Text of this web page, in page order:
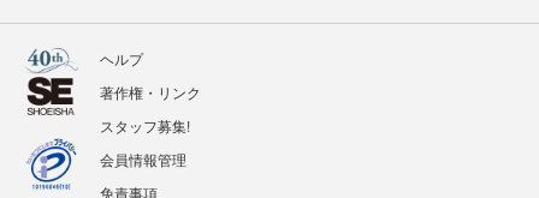
ヘルプ
著作権・リンク
スタッフ募集!
会員情報管理
免責事項